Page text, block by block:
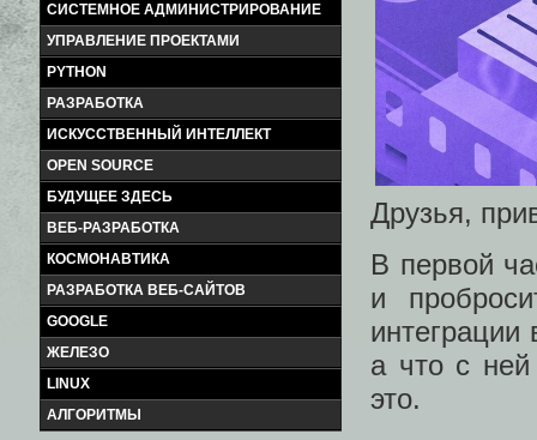
СИСТЕМНОЕ АДМИНИСТРИРОВАНИЕ
УПРАВЛЕНИЕ ПРОЕКТАМИ
PYTHON
РАЗРАБОТКА
ИСКУССТВЕННЫЙ ИНТЕЛЛЕКТ
OPEN SOURCE
БУДУЩЕЕ ЗДЕСЬ
ВЕБ-РАЗРАБОТКА
КОСМОНАВТИКА
РАЗРАБОТКА ВЕБ-САЙТОВ
GOOGLE
ЖЕЛЕЗО
LINUX
АЛГОРИТМЫ
Друзья,
В первой
и
а что с ней
это.